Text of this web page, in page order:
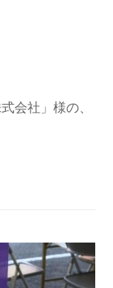
会社」様の、